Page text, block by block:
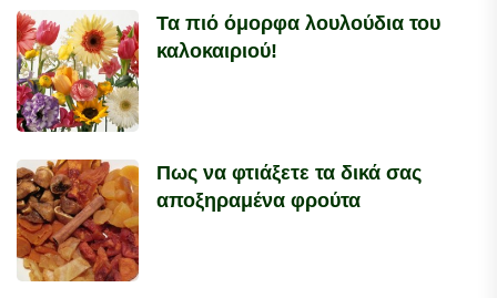
Τα πιό όμορφα λουλούδια του
καλοκαιριού!
Πως να φτιάξετε τα δικά σας
αποξηραμένα φρούτα